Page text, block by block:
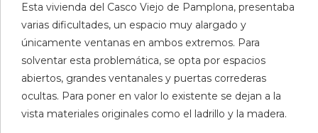
Esta vivienda del Casco Viejo de Pamplona, presentaba
varias dificultades, un espacio muy alargado y
únicamente ventanas en ambos extremos. Para
solventar esta problemática, se opta por espacios
abiertos, grandes ventanales y puertas correderas
ocultas. Para poner en valor lo existente se dejan a la
vista materiales originales como el ladrillo y la madera.